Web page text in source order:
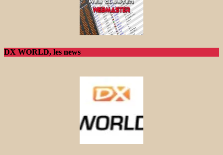
DX WORLD, les news